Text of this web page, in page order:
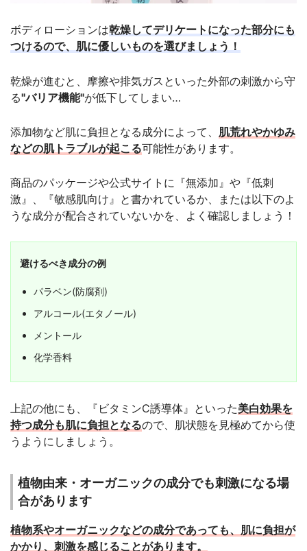
ボディローションは乾燥してデリケートになった部分にも
つけるので、肌に優しいものを選びましょう！
乾燥が進むと、摩擦や排気ガスといった外部の刺激から守
る"バリア機能"が低下してしまい…
添加物など肌に負担となる成分によって、 肌荒れやかゆみ
などの肌トラブルが起こる可能性があります。
商品のパッケージや公式サイトに『無添加』や『低刺
激』、『敏感肌向け』と書かれているか、または以下のよ
うな成分が配合されていないかを、よく確認しましょう！
避けるべき成分の例
パラベン(防腐剤)
アルコール(エタノール)
メントール
化学香料
上記の他にも、『ビタミンC誘導体』といった美白効果を
持つ成分も肌に負担となるので、肌状態を見極めてから使
うようにしましょう。
植物由来・オーガニックの成分でも刺激になる場
合があります
植物系やオーガニックなどの成分であっても、肌に負担が
かかり、刺激を感じることがあります。